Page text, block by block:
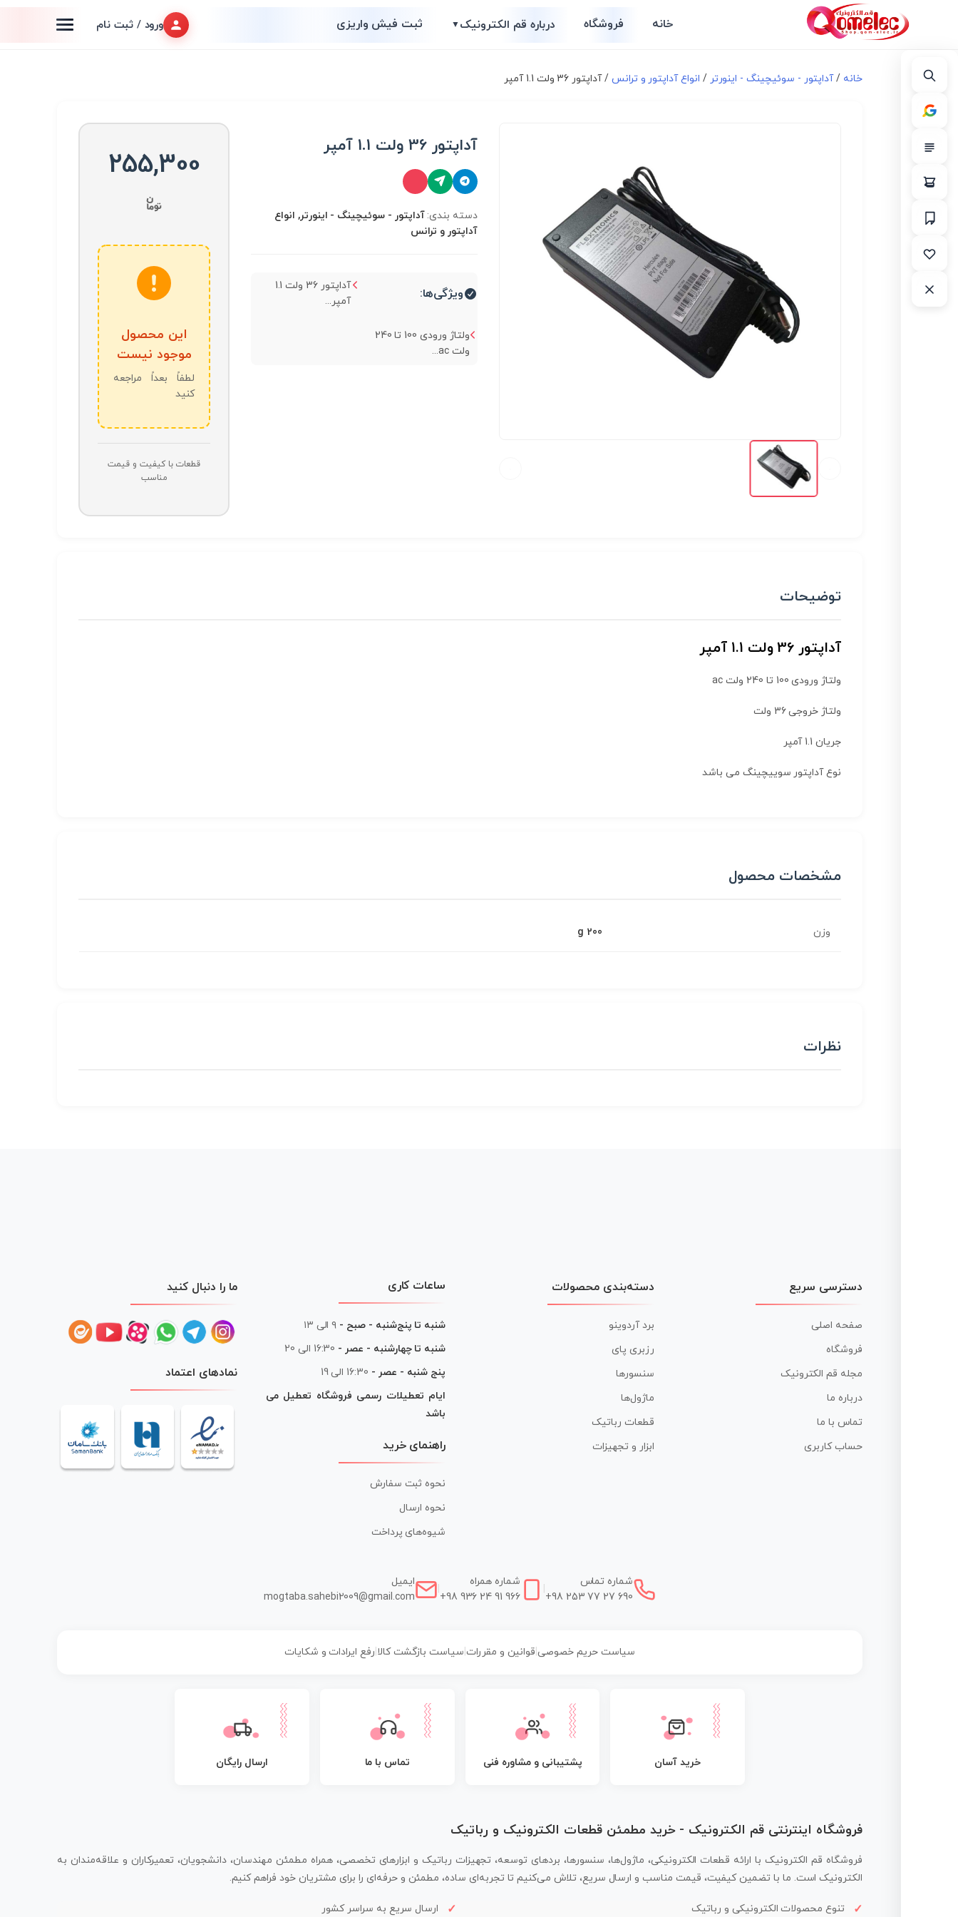
خانه فروشگاه درباره قم الکترونیک▼ ثبت فیش واریزی ورود / ثبت نام
خانه /آداپتور - سوئیچینگ - اینورتر / انواع آداپتور و ترانس / آداپتور 36 ولت 1.1 آمپر
آداپتور 36 ولت 1.1 آمپر
دسته بندی: آداپتور - سوئیچینگ - اینورتر, انواع
آداپتور و ترانس
ویژگی‌ها:
آداپتور 36 ولت 1.1
آمپر...
ولتاژ ورودی 100 تا 240
ولت ac...
255,300
این محصول
موجود نیست
لطفاً بعداً مراجعه
کنید
قطعات با کیفیت و قیمت
مناسب
توضیحات
آداپتور 36 ولت 1.1 آمپر
ولتاژ ورودی 100 تا 240 ولت ac
ولتاژ خروجی 36 ولت
جریان 1.1 آمپر
نوع آداپتور سوییچینگ می باشد
مشخصات محصول
وزن 200 g
نظرات
دسترسی سریع
صفحه اصلی
فروشگاه
مجله قم الکترونیک
درباره ما
تماس با ما
حساب کاربری
دسته‌بندی محصولات
برد آردوینو
رزبری پای
سنسورها
ماژول‌ها
قطعات رباتیک
ابزار و تجهیزات
ساعات کاری
شنبه تا پنج‌شنبه - صبح - ۹ الی ۱۳
شنبه تا چهارشنبه - عصر - 16:30 الی 20
پنج شنبه - عصر - 16:30 الی 19
ایام تعطیلات رسمی فروشگاه تعطیل می
باشد
راهنمای خرید
نحوه ثبت سفارش
نحوه ارسال
شیوه‌های پرداخت
ما را دنبال کنید
نمادهای اعتماد
شماره تماس
+98 253 77 27 690
شماره همراه
+98 936 24 91 966
ایمیل
mogtaba.sahebi2009@gmail.com
سیاست حریم خصوصی| قوانین و مقررات سیاست بازگشت کالا رفع ایرادات و شکایات
خرید آسان پشتیبانی و مشاوره فنی تماس با ما ارسال رایگان
فروشگاه اینترنتی قم الکترونیک - خرید مطمئن قطعات الکترونیک و رباتیک
فروشگاه قم الکترونیک با ارائه قطعات الکترونیکی، ماژول‌ها، سنسورها، بردهای توسعه، تجهیزات رباتیک و ابزارهای تخصصی، همراه مطمئن مهندسان، دانشجویان، تعمیرکاران و علاقه‌مندان به
الکترونیک است. ما با تضمین کیفیت، قیمت مناسب و ارسال سریع، تلاش می‌کنیم تا تجربه‌ای ساده، مطمئن و حرفه‌ای را برای مشتریان خود فراهم کنیم.
تنوع محصولات الکترونیکی و رباتیک ارسال سریع به سراسر کشور